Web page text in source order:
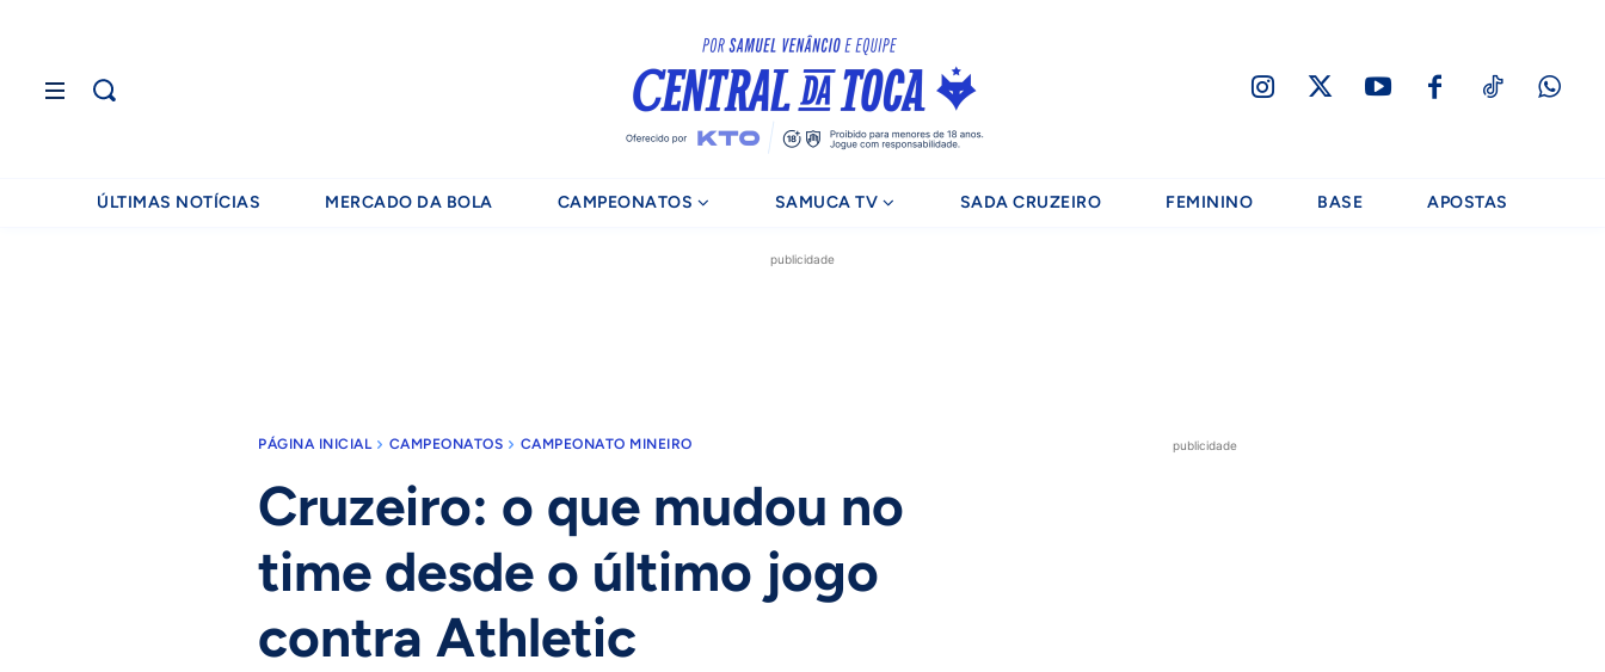
ÚLTIMAS NOTÍCIAS MERCADO DA BOLA CAMPEONATOS SAMUCA TV SADA CRUZEIRO FEMININO BASE APOSTAS
publicidade
PÁGINA INICIAL CAMPEONATOS CAMPEONATO MINEIRO
Cruzeiro: o que mudou no
time desde o último jogo
contra Athletic
publicidade